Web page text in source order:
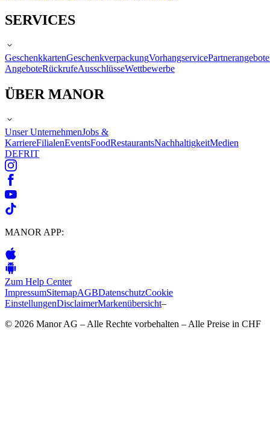
SERVICES
GeschenkkartenGeschenkverpackungVorhangservicePartnerangebote
AngeboteRückrufeAusschlüsseWettbewerbe
ÜBER MANOR
Unser UnternehmenJobs &
KarriereFilialenEventsFoodRestaurantsNachhaltigkeitMedien
DEFRIT
MANOR APP:
Zum Help Center
ImpressumSitemapAGBDatenschutzCookie
EinstellungenDisclaimerMarkenübersicht–
© 2026 Manor AG – Alle Rechte vorbehalten – Alle Preise in CHF